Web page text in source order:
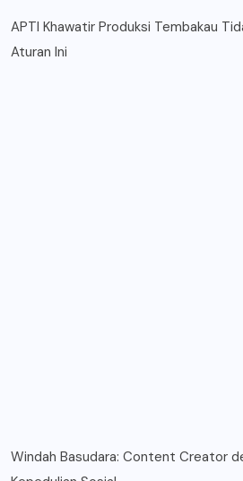
APTI Khawatir Produksi Tembakau
Aturan Ini
Windah Basudara: Content Creator